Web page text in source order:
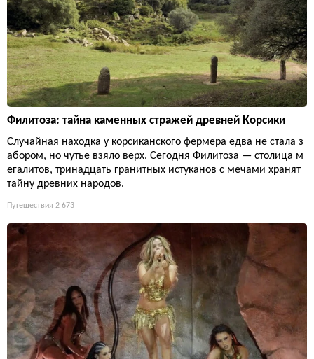
Филитоза: тайна каменных стражей древней Корсики
Случайная находка у корсиканского фермера едва не стала з
абором, но чутье взяло верх. Сегодня Филитоза — столица м
егалитов, тринадцать гранитных истуканов с мечами хранят
тайну древних народов.
Путешествия 2 673